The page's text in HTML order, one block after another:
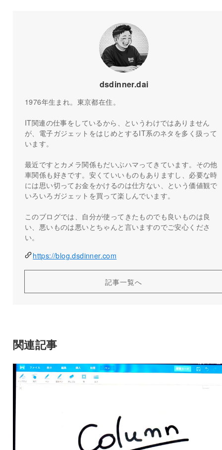
dsdinner.dai
1976年生まれ。東京都在住。
IT関連の仕事をしているから、というわけではありません
が、電子ガジェットをはじめとするIT系のネタを多く扱って
います。
最近ですとカメラ関係もだいぶハマってきています。その他
車関係も好きです。安くていいものもありますし、必要な時
には思い切ってお金をかけるのは仕方ない、という価値観で
いろいろガジェットを買って楽しんでいます。
このブログでは、自分が使ってきたものでも良いものは良
い、悪いものは悪いとちゃんと言いますのでご安心くださ
い。
https://blog.dsdinner.com
記事一覧へ
関連記事